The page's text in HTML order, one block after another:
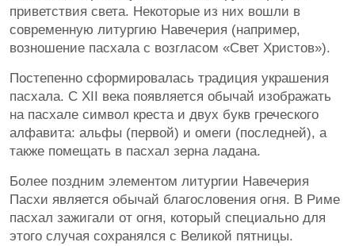
приветствия света. Некоторые из них вошли в
современную литургию Навечерия (например,
возношение пасхала с возгласом «Свет Христов»).
Постепенно сформировалась традиция украшения
пасхала. С XII века появляется обычай изображать
на пасхале символ креста и двух букв греческого
алфавита: альфы (первой) и омеги (последней), а
также помещать в пасхал зерна ладана.
Более поздним элементом литургии Навечерия
Пасхи является обычай благословения огня. В Риме
пасхал зажигали от огня, который специально для
этого случая сохранялся с Великой пятницы.